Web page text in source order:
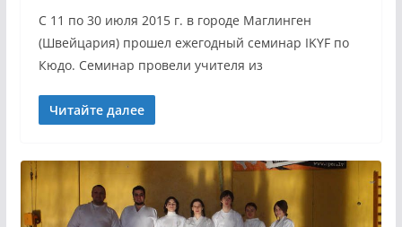
C 11 по 30 июля 2015 г. в городе Маглинген
(Швейцария) прошел ежегодный семинар IKYF по
Кюдо. Семинар провели учителя из
Читайте далее